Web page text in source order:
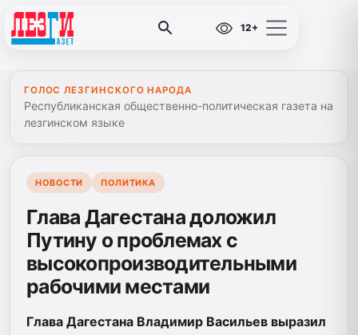
12+
ГОЛОС ЛЕЗГИНСКОГО НАРОДА
Республиканская общественно-политическая газета на
лезгинском языке
НОВОСТИ ПОЛИТИКА
Глава Дагестана доложил
Путину о проблемах с
высокопроизводительными
рабочими местами
Глава Дагестана Владимир Васильев выразил